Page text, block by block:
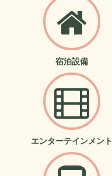
宿泊設備
エンターテインメント